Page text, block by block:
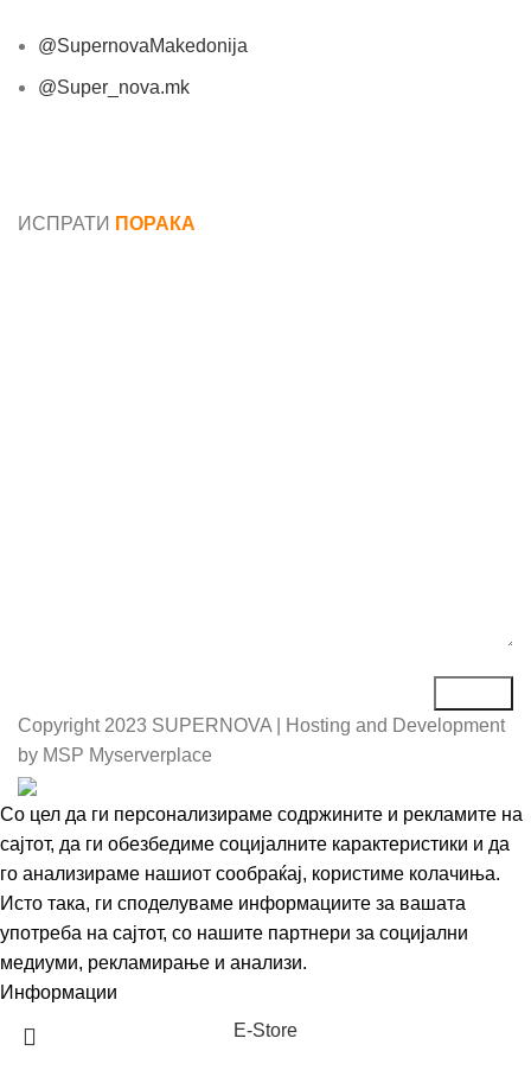
@SupernovaMakedonija
@Super_nova.mk
ИСПРАТИ ПОРАКА
Copyright 2023 SUPERNOVA | Hosting and Development
by MSP Myserverplace
Со цел да ги персонализираме содржините и рекламите на
сајтот, да ги обезбедиме социјалните карактеристики и да
го анализираме нашиот сообраќај, користиме колачиња.
Исто така, ги споделуваме информациите за вашата
употреба на сајтот, со нашите партнери за социјални
медиуми, рекламирање и анализи.
Информации
Е-Store